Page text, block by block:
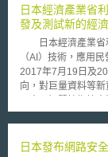
展開，希望針對
代通常使用於零售
素燈泡。此一競賽
創新、具有高效能
九千萬個PAR 38滷
節省約11terawatt-
L Prize的產品必須
適合量產等。由於
人體有關資料收集
（CT）等技術相關
「智慧財產推進計
日本政府應執行之
謂的藥品服用法發明專利。 這而日本特許廳根
2009年8月提出依委
詢公眾意見的行政
其成分與先前技術
效果時，這樣的發
日本經濟產業省
發及測試新的經
日本經濟產業省
（AI）技術，應用
2017年7月19日及
向，對巨量資料等
有：1.SNS×AI商業
效地估計以每日為
日本發布網路安